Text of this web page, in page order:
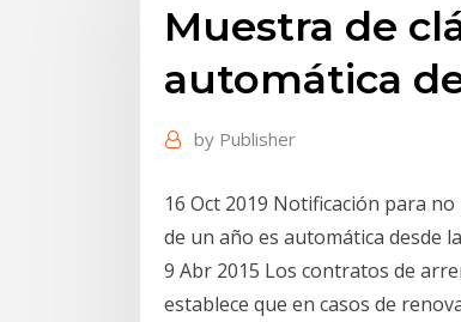
Muestra de
automática
by Publisher
16 Oct 2019 Notificación para
de un año es automática desde
9 Abr 2015 Los contratos de
establece que en casos de